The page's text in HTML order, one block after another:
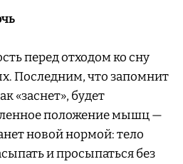
перед отходом ко сну
Последним, что запомнит
«заснет», будет
положение мышц —
новой нормой: тело
и просыпаться без